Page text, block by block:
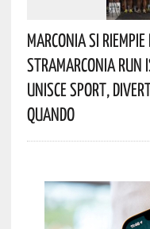
Marconia Si
StraMarconia Run
Unisce Sport,
Quando